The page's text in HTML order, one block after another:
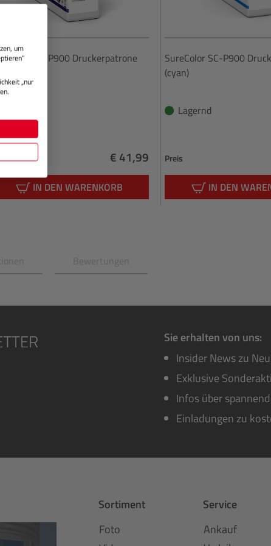
SC-P900 Druckerpatrone
Regulärer Preis:
€ 41,99
IN DEN WARENKORB
SureColor SC-P900
(cyan)
Lagernd
Preis
IN DEN
Bewertungen
Sie erhalten von uns:
Insider News zu
Exklusive
Infos über
Einladungen zu
Sortiment
Foto
Service
Ankauf
um
„nur